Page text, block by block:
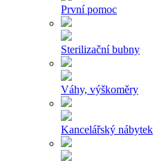
První pomoc
Sterilizační bubny
Váhy, výškoměry
Kancelářský nábytek